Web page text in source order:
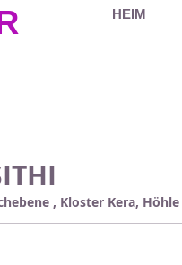
HEIM
, Kloster Kera, Höhle